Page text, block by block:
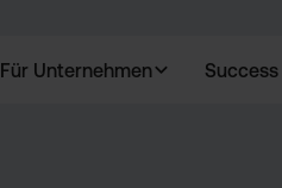
Für Unternehmen